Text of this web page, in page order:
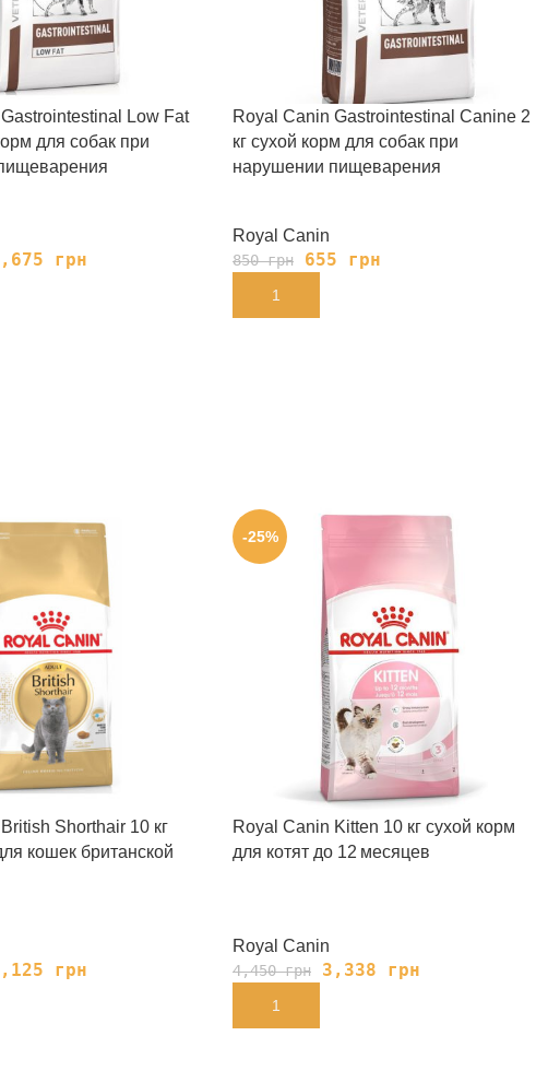
Low Fat
для собак при
грн
Royal Canin Gastrointestinal Canine 2
кг сухой корм для собак при
нарушении пищеварения
Royal Canin
850грн 655 грн
В КОРЗИНУ
Shorthair 10 кг
кошек британской
грн
-25%
Royal Canin Kitten 10 кг сухой корм
для котят до 12 месяцев
Royal Canin
4,450грн 3,338 грн
В КОРЗИНУ